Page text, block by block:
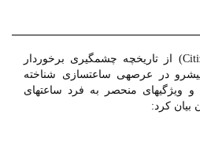
ساعتهای مچی سیتیزن (Citizen) از تاریخچه چشمگیری برخوردار
در عرصهی ساعتسازی شناخته
و ویژگیهای منحصر به فرد ساعتهای
بیان کرد: